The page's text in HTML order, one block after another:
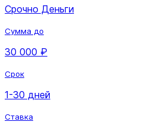
Срочно Деньги
Сумма до
30 000 ₽
Срок
1-30 дней
Ставка